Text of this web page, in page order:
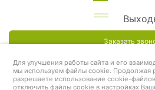
Заказать
Для улучшения работы сайта и его
мы используем файлы cookie. Продолжая
разрешаете использование cookie-
отключить файлы cookie в настройках